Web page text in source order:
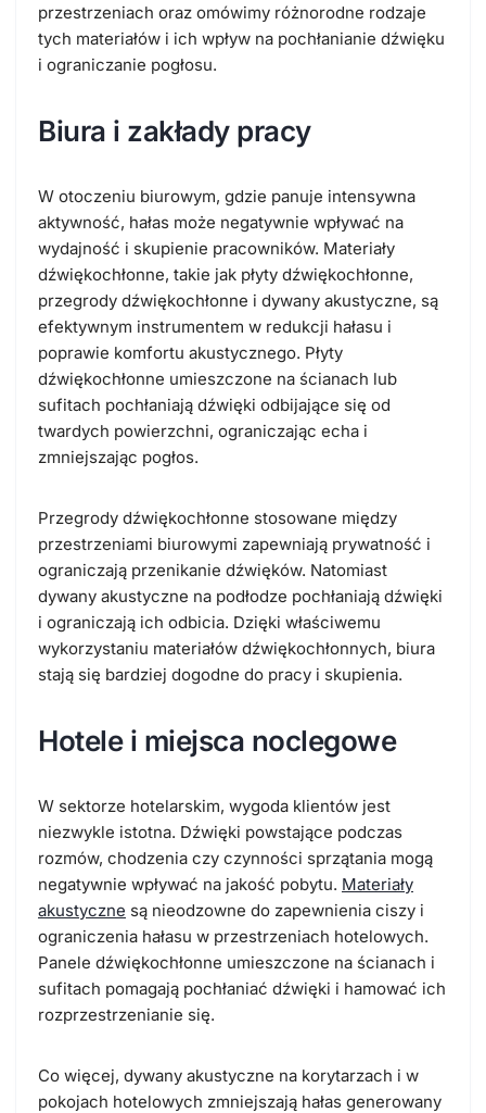
przestrzeniach oraz omówimy różnorodne rodzaje
tych materiałów i ich wpływ na pochłanianie dźwięku
i ograniczanie pogłosu.
Biura i zakłady pracy
W otoczeniu biurowym, gdzie panuje intensywna
aktywność, hałas może negatywnie wpływać na
wydajność i skupienie pracowników. Materiały
dźwiękochłonne, takie jak płyty dźwiękochłonne,
przegrody dźwiękochłonne i dywany akustyczne, są
efektywnym instrumentem w redukcji hałasu i
poprawie komfortu akustycznego. Płyty
dźwiękochłonne umieszczone na ścianach lub
sufitach pochłaniają dźwięki odbijające się od
twardych powierzchni, ograniczając echa i
zmniejszając pogłos.
Przegrody dźwiękochłonne stosowane między
przestrzeniami biurowymi zapewniają prywatność i
ograniczają przenikanie dźwięków. Natomiast
dywany akustyczne na podłodze pochłaniają dźwięki
i ograniczają ich odbicia. Dzięki właściwemu
wykorzystaniu materiałów dźwiękochłonnych, biura
stają się bardziej dogodne do pracy i skupienia.
Hotele i miejsca noclegowe
W sektorze hotelarskim, wygoda klientów jest
niezwykle istotna. Dźwięki powstające podczas
rozmów, chodzenia czy czynności sprzątania mogą
negatywnie wpływać na jakość pobytu. Materiały
akustyczne są nieodzowne do zapewnienia ciszy i
ograniczenia hałasu w przestrzeniach hotelowych.
Panele dźwiękochłonne umieszczone na ścianach i
sufitach pomagają pochłaniać dźwięki i hamować ich
rozprzestrzenianie się.
Co więcej, dywany akustyczne na korytarzach i w
pokojach hotelowych zmniejszają hałas generowany